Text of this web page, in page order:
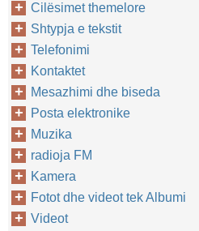
Cilësimet themelore
Shtypja e tekstit
Telefonimi
Kontaktet
Mesazhimi dhe biseda
Posta elektronike
Muzika
radioja FM
Kamera
Fotot dhe videot tek Albumi
Videot